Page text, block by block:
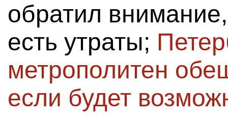
обратил
есть утраты;
метрополитен
если будет